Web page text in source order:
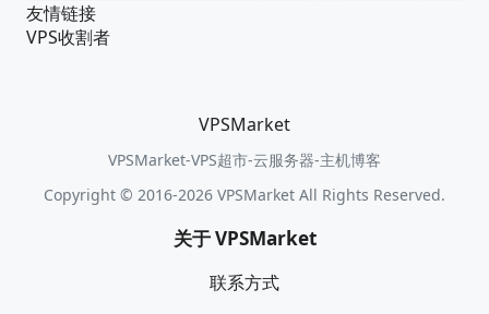
友情链接
VPS收割者
VPSMarket
VPSMarket-VPS超市-云服务器-主机博客
Copyright © 2016-2026 VPSMarket All Rights Reserved.
关于 VPSMarket
联系方式